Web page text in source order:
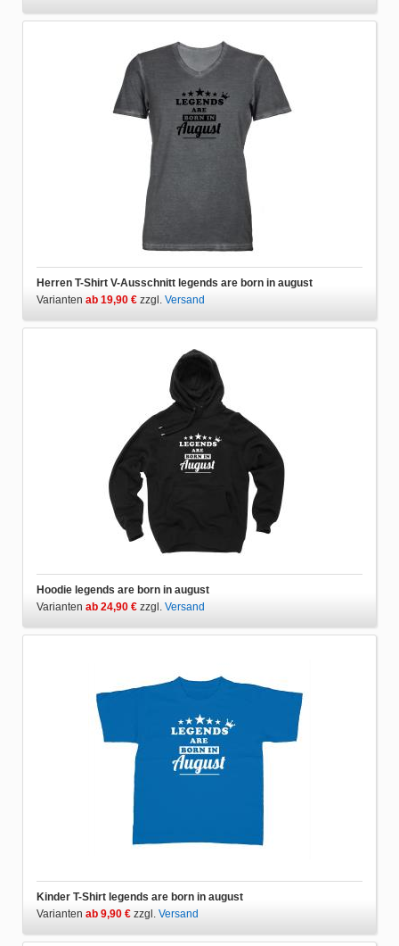
Herren T-Shirt V-Ausschnitt legends are born in august
Varianten ab 19,90 € zzgl. Versand
Hoodie legends are born in august
Varianten ab 24,90 € zzgl. Versand
Kinder T-Shirt legends are born in august
Varianten ab 9,90 € zzgl. Versand